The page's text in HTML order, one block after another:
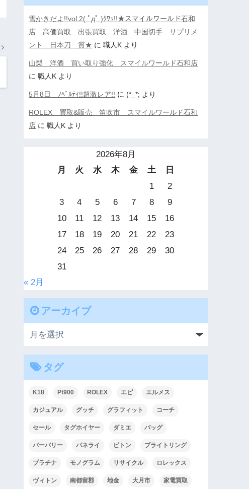
雪かきだよ!!vol.2( ﾟдﾟ )ｸﾜｯ!!★スマイルワールド石和
店 高価買取 出張買取 洋酒 中国切手 サプリメ
ント 日本刀 質★ に職人K より
山梨 洋酒 買い取り強化 スマイルワールド石和店
に職人K より
5月8日 ﾉﾍﾞﾙﾃｨ!!超激レア!! に (*_*; より
ROLEX 買取&販売 笛吹市 スマイルワールド石和
店 に職人K より
2026年8月
月
火 水 木 金 土
日
1
2
3
4 5 6 7 8
9
10
11 12 13 14 15
16
17
18 19 20 21 22
23
24
25 26 27 28 29
30
31
« 2月
アーカイブ
タグ
K18 Pt900 ROLEX エピ エルメス
カジュアル グッチ グラフィット コーチ
セール タグホイヤー ダミエ バッグ
バーバリー パネライ ビトン ブライトリング
プラチナ モノグラム リサイクル ロレックス
ヴィトン 南都留郡 地金 大月市 家電買取